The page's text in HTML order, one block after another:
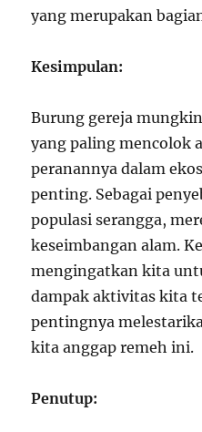
yang merupakan
Kesimpulan:
Burung gereja
yang paling mencolok
peranannya dalam
penting. Sebagai
populasi serangga,
keseimbangan alam.
mengingatkan kita
dampak aktivitas kita
pentingnya
kita anggap remeh ini.
Penutup: